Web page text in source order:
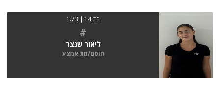
בת 14 | 1.73
#
ליאור שנצר
חוסם/מת אמצע